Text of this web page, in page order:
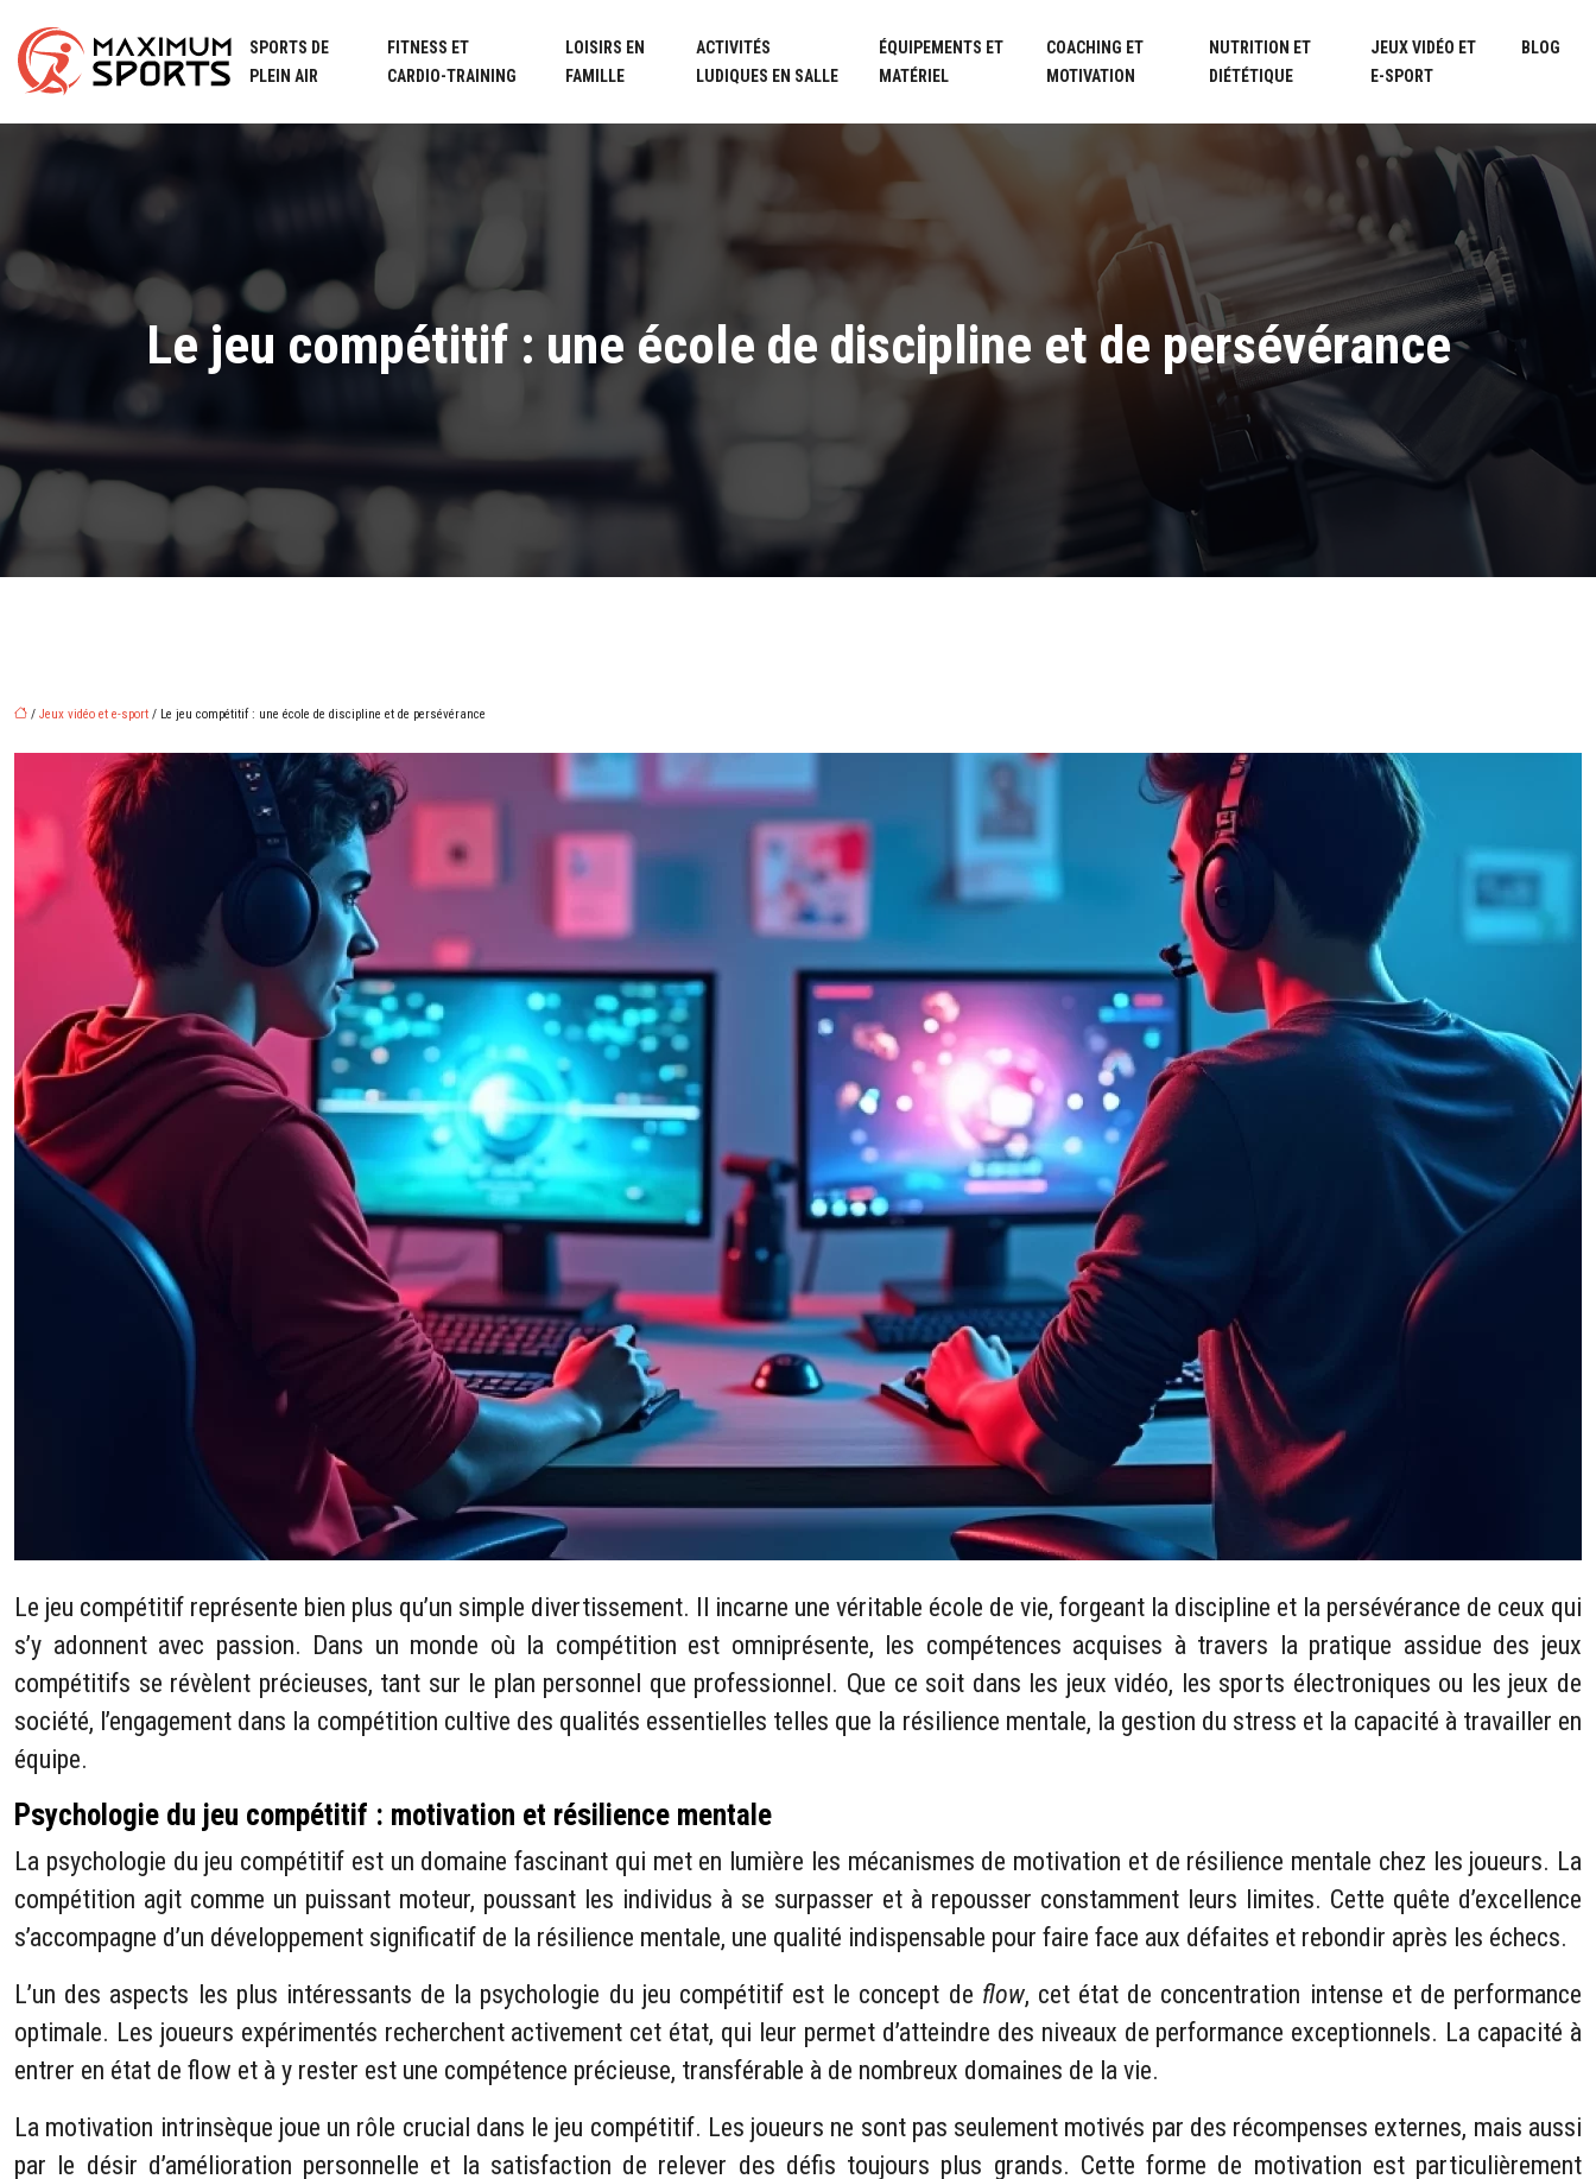
SPORTS DE
PLEIN AIR
FITNESS ET
CARDIO-TRAINING
LOISIRS EN
FAMILLE
ACTIVITÉS
LUDIQUES EN SALLE
ÉQUIPEMENTS ET
MATÉRIEL
COACHING ET
MOTIVATION
NUTRITION ET
DIÉTÉTIQUE
JEUX VIDÉO ET
E-SPORT
BLOG
Le jeu compétitif : une école de discipline et de persévérance
/ Jeux vidéo et e-sport / Le jeu compétitif : une école de discipline et de persévérance
Le jeu compétitif représente bien plus qu’un simple divertissement. Il incarne une véritable école de vie, forgeant la discipline et la persévérance de ceux qui
s’y adonnent avec passion. Dans un monde où la compétition est omniprésente, les compétences acquises à travers la pratique assidue des jeux
compétitifs se révèlent précieuses, tant sur le plan personnel que professionnel. Que ce soit dans les jeux vidéo, les sports électroniques ou les jeux de
société, l’engagement dans la compétition cultive des qualités essentielles telles que la résilience mentale, la gestion du stress et la capacité à travailler en
équipe.
Psychologie du jeu compétitif : motivation et résilience mentale
La psychologie du jeu compétitif est un domaine fascinant qui met en lumière les mécanismes de motivation et de résilience mentale chez les joueurs. La
compétition agit comme un puissant moteur, poussant les individus à se surpasser et à repousser constamment leurs limites. Cette quête d’excellence
s’accompagne d’un développement significatif de la résilience mentale, une qualité indispensable pour faire face aux défaites et rebondir après les échecs.
L’un des aspects les plus intéressants de la psychologie du jeu compétitif est le concept de flow, cet état de concentration intense et de performance
optimale. Les joueurs expérimentés recherchent activement cet état, qui leur permet d’atteindre des niveaux de performance exceptionnels. La capacité à
entrer en état de flow et à y rester est une compétence précieuse, transférable à de nombreux domaines de la vie.
La motivation intrinsèque joue un rôle crucial dans le jeu compétitif. Les joueurs ne sont pas seulement motivés par des récompenses externes, mais aussi
par le désir d’amélioration personnelle et la satisfaction de relever des défis toujours plus grands. Cette forme de motivation est particulièrement